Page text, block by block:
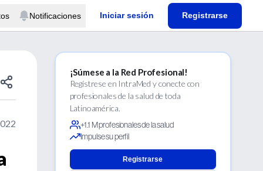
Notificaciones Iniciar sesión Registrarse
¡Súmese a la Red Profesional!
Regístrese en IntraMed y conecte con
profesionales de la salud de toda
Latinoamérica.
+1.1 M profesionales de la salud
Impulse su perfil
Registrarse